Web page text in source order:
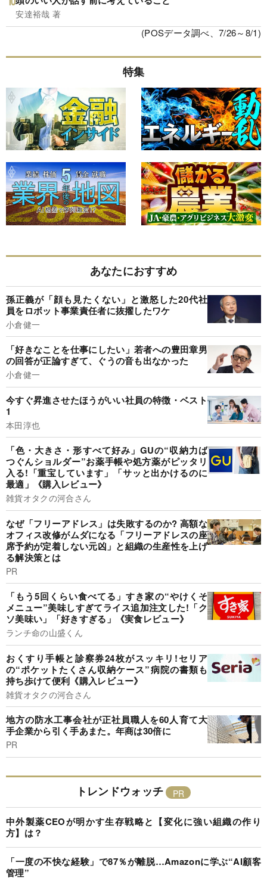
安達裕哉 著
(POSデータ調べ、7/26～8/1)
特集
あなたにおすすめ
孫正義が「顔も見たくない」と激怒した20代社
員をロボット事業責任者に抜擢したワケ
小倉健一
「好きなことを仕事にしたい」若者への豊田章男
の回答が正論すぎて、ぐうの音も出なかった
小倉健一
今すぐ昇進させたほうがいい社員の特徴・ベスト
1
本田淳也
「色・大きさ・形すべて好み」GUの“収納力ば
つぐんショルダー”お薬手帳や処方薬がピッタリ
入る!「重宝しています」「サッと出かけるのに
最適」《購入レビュー》
雑貨オタクの河合さん
なぜ「フリーアドレス」は失敗するのか? 高額な
オフィス改修がムダになる「フリーアドレスの座
席予約が定着しない元凶」と組織の生産性を上げ
る解決策とは
PR
「もう5回くらい食べてる」すき家の“やけくそ
メニュー”美味しすぎてライス追加注文した!「ク
ソ美味い」「好きすぎる」《実食レビュー》
ランチ命の山盛くん
おくすり手帳と診察券24枚がスッキリ!セリア
の“ポケットたくさん収納ケース”病院の書類も
持ち歩けて便利《購入レビュー》
雑貨オタクの河合さん
地方の防水工事会社が正社員職人を60人育て大
手企業から引く手あまた。年商は30倍に
PR
トレンドウォッチ
中外製薬CEOが明かす生存戦略と【変化に強い組織の作り
方】は？
「一度の不快な経験」で87％が離脱…Amazonに学ぶ“AI顧客
管理”